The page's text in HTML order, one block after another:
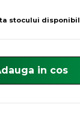
stocului disponibil
in cos